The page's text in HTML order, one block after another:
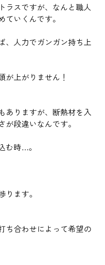
ラスですが、なんと職人
いくんです。
、人力でガンガン持ち上
が上がりません！
ありますが、断熱材を入
段違いなんです。
む時…。
ます。
ち合わせによって希望の